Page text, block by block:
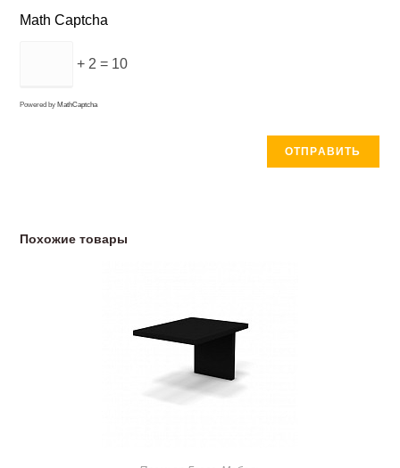
Math Captcha
+ 2 = 10
Powered by MathCaptcha
Похожие товары